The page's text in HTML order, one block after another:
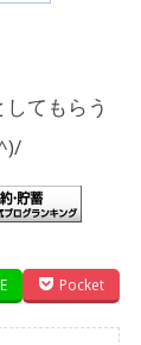
てもらう
Pocket